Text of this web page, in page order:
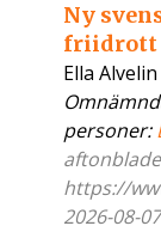
Ny
friidrott
Ella
personer:
https://
2026-08-